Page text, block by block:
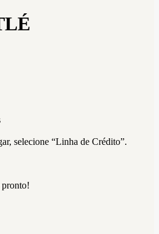
selecione “Linha de Crédito”.
pronto!